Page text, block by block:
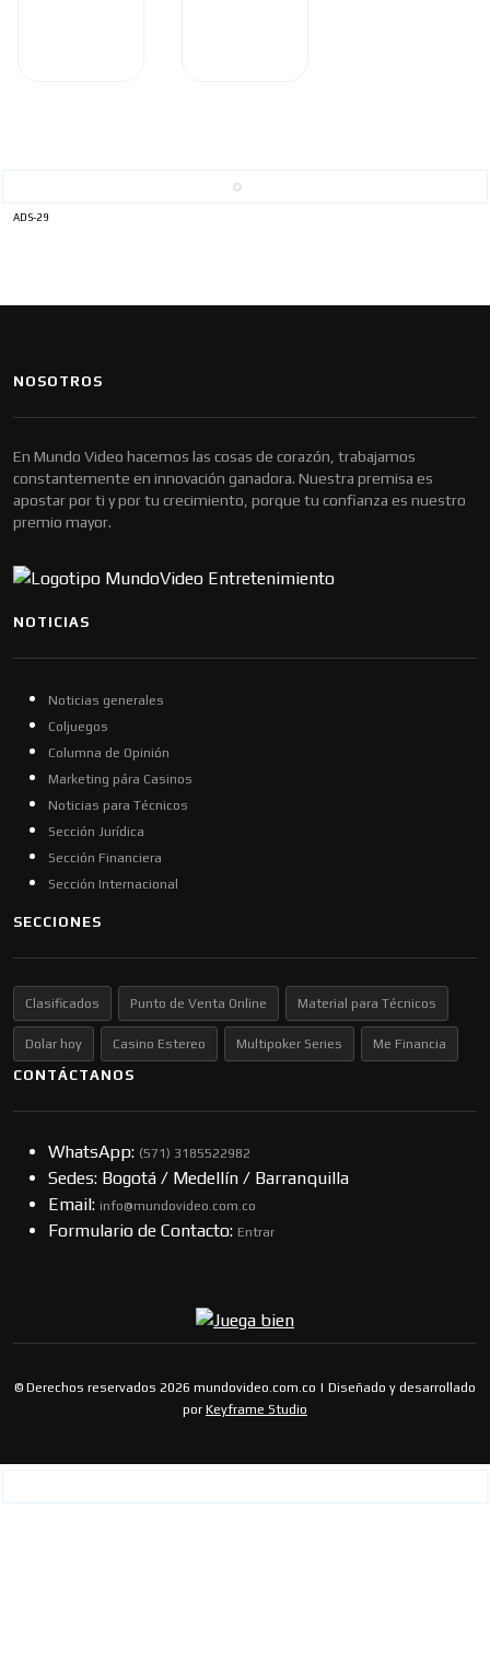
ADS-29
NOSOTROS
En Mundo Video hacemos las cosas de corazón, trabajamos
constantemente en innovación ganadora. Nuestra premisa es
apostar por ti y por tu crecimiento, porque tu confianza es nuestro
premio mayor.
NOTICIAS
Noticias generales
Coljuegos
Columna de Opinión
Marketing pára Casinos
Noticias para Técnicos
Sección Jurídica
Sección Financiera
Sección Internacional
SECCIONES
Clasificados Punto de Venta Online Material para Técnicos
Dolar hoy Casino Estereo Multipoker Series Me Financia
CONTÁCTANOS
WhatsApp: (57​​1) 3185522982
Sedes: Bogotá / Medellín / Barranquilla
Email: info@mundovideo.com.co
Formulario de Contacto: Entrar
© Derechos reservados 2026 mundovideo.com.co | Diseñado y desarrollado
por Keyframe Studio